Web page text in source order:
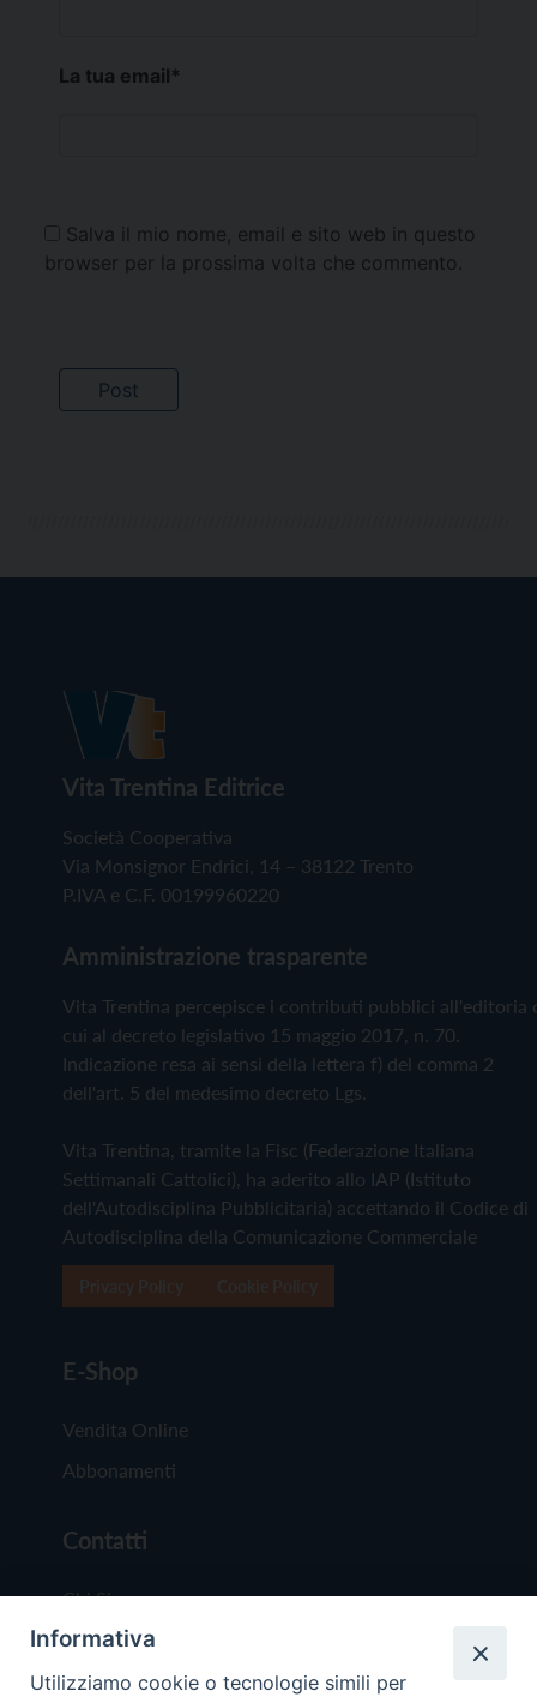
La tua email*
Salva il mio nome, email e sito web in questo
browser per la prossima volta che commento.
Vita Trentina Editrice
Società Cooperativa
Via Monsignor Endrici, 14 – 38122 Trento
P.IVA e C.F. 00199960220
Amministrazione trasparente
Vita Trentina percepisce i contributi pubblici all'editoria
cui al decreto legislativo 15 maggio 2017, n. 70.
Indicazione resa ai sensi della lettera f) del comma 2
dell'art. 5 del medesimo decreto Lgs.
Vita Trentina, tramite la Fisc (Federazione Italiana
Settimanali Cattolici), ha aderito allo IAP (Istituto
dell'Autodisciplina Pubblicitaria) accettando il Codice di
Autodisciplina della Comunicazione Commerciale
E-Shop
Vendita Online
Abbonamenti
Contatti
Chi Siamo
Redazione
Scrivici
Informativa
Utilizziamo cookie o tecnologie simili per